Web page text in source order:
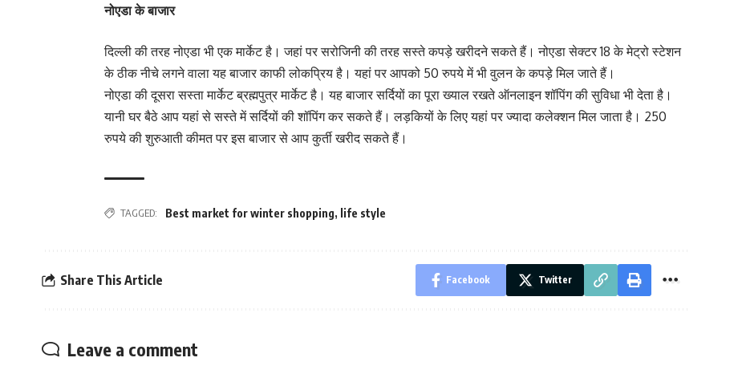
नोएडा के बाजार
दिल्ली की तरह नोएडा भी एक मार्केट है। जहां पर सरोजिनी की तरह सस्ते कपड़े खरीदने सकते हैं। नोएडा सेक्टर 18 के मेट्रो स्टेशन
के ठीक नीचे लगने वाला यह बाजार काफी लोकप्रिय है। यहां पर आपको 50 रुपये में भी वुलन के कपड़े मिल जाते हैं।
नोएडा की दूसरा सस्ता मार्केट ब्रह्मपुत्र मार्केट है। यह बाजार सर्दियों का पूरा ख्याल रखते ऑनलाइन शॉपिंग की सुविधा भी देता है।
यानी घर बैठे आप यहां से सस्ते में सर्दियों की शॉपिंग कर सकते हैं। लड़कियों के लिए यहां पर ज्यादा कलेक्शन मिल जाता है। 250
रुपये की शुरुआती कीमत पर इस बाजार से आप कुर्ती खरीद सकते हैं।
TAGGED: Best market for winter shopping, life style
Share This Article Facebook Twitter
Leave a comment